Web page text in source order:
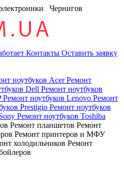
Чернигов
Контакты Оставить заявку
ноутбуков AcerРемонт
Dell Ремонт ноутбуков
Ремонт ноутбуков Lenovo Ремонт
Prestigio Ремонт ноутбуков
Ремонт ноутбуков Toshiba
Ремонт планшетов Ремонт
Ремонт принтеров и МФУ
холодильников Ремонт